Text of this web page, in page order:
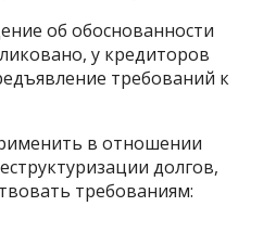
об обоснованности
у кредиторов
требований к
в отношении
долгов,
требованиям: